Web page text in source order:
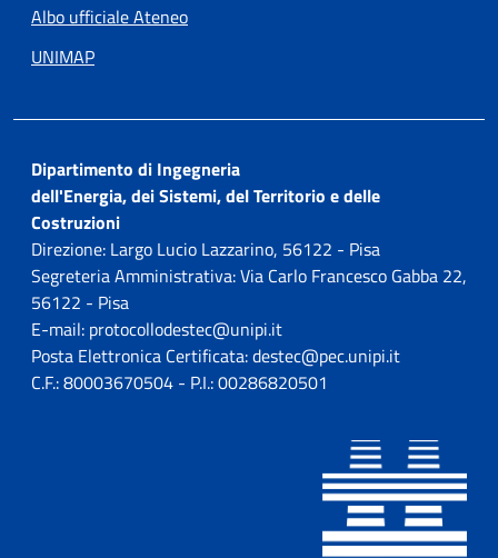
Albo ufficiale Ateneo
UNIMAP
Dipartimento di Ingegneria
dell'Energia, dei Sistemi, del Territorio e delle
Costruzioni
Direzione: Largo Lucio Lazzarino, 56122 - Pisa
Segreteria Amministrativa: Via Carlo Francesco Gabba 22,
56122 - Pisa
E-mail: protocollodestec@unipi.it
Posta Elettronica Certificata: destec@pec.unipi.it
C.F.: 80003670504 - P.I.: 00286820501